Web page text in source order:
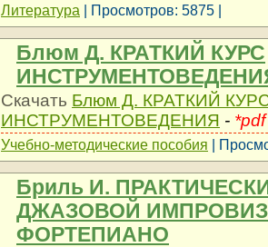
Литература | Просмотров: 5875 |
Блюм Д. КРАТКИЙ КУРС
Скачать Блюм Д. КРАТКИЙ
ИНСТРУМЕНТОВЕДЕНИЯ - *pdf
Учебно-методические пособия |
Бриль И.
ДЖАЗОВОЙ
ФОРТЕПИАНО